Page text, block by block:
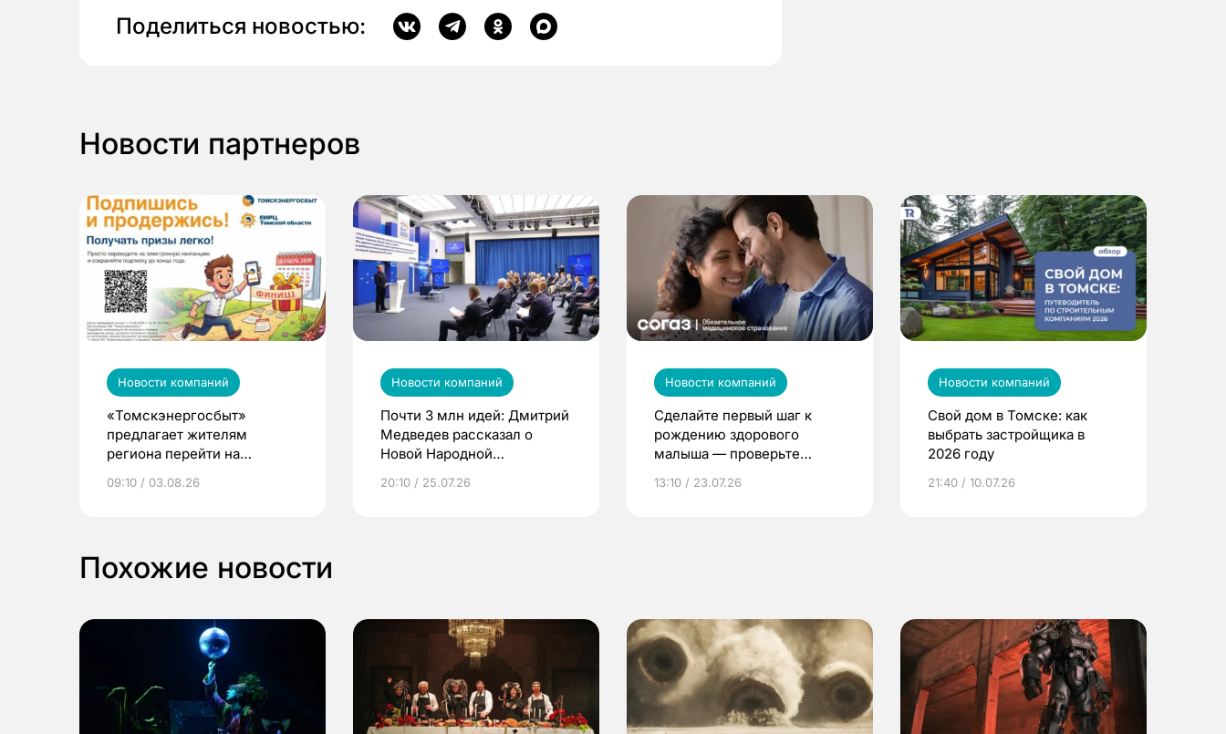
Поделиться новостью:
Новости партнеров
Новости компаний
«Томскэнергосбыт»
предлагает жителям
региона перейти на
выиграть призы
09:10 / 03.08.26
Новости компаний
Почти 3 млн идей: Дмитрий
Медведев рассказал о
Новой Народной
20:10 / 25.07.26
Новости компаний
Сделайте первый шаг к
рождению здорового
малыша — проверьте
по ОМС!
13:10 / 23.07.26
Новости компаний
Свой дом в Томске: как
выбрать застройщика в
2026 году
21:40 / 10.07.26
Похожие новости